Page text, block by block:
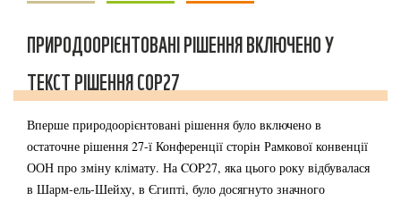
ПРИРОДООРІЄНТОВАНІ РІШЕННЯ ВКЛЮЧЕНО У
ТЕКСТ РІШЕННЯ COP27
Вперше природоорієнтовані рішення було включено в
остаточне рішення 27-ї Конференції сторін Рамкової конвенції
ООН про зміну клімату. На COP27, яка цього року відбувалася
в Шарм-ель-Шейху, в Єгипті, було досягнуто значного